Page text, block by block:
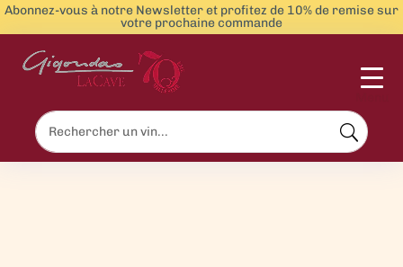
Abonnez-vous à notre Newsletter et profitez de 10% de remise sur
votre prochaine commande